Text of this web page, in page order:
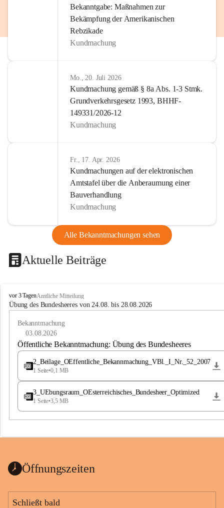
Bekanntgabe: Maßnahmen zur
Bekämpfung der Amerikanischen
Rebzikade
Kundmachung
Mo., 20. Juli 2026
Kundmachung gemäß § 8a Abs. 1-3 Stmk.
Grundverkehrsgesetz 1993, BHHF-
149331/2026-12
Kundmachung
Fr., 17. Apr. 2026
Kundmachungen auf der elektronischen
Amtstafel über die Anberaumung einer
Bauverhandlung
Kundmachung
Alle Bekanntmachungen sehen
Aktuelle Beiträge
B
u
e
a
vor 3 TagenAmtliche Mitteilung
Übung des Bundesheeres von 24.08. bis 28.08.2026
Bekanntmachung
03.08.2026
Öffentliche Bekanntmachung: Übung des Bundesheeres
2_Beilage_OEffentliche_Bekannmachung_VBl._I_Nr._52_2007
1 Seite•0,1 MB
3_UEbungsraum_OEsterreichisches_Bundesheer_Optimized
1 Seite•3,5 MB
Öffnungszeiten
Schließt bald